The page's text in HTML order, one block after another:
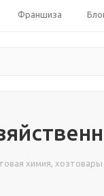
Франшиза
химия, хозтовары